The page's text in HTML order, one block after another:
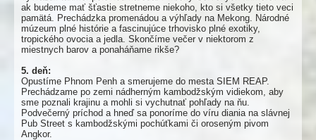
ak budeme mať šťastie stretneme niekoho, kto si všetky tieto veci
pamätá. Prechádzka promenádou a výhľady na Mekong. Národné
múzeum plné histórie a fascinujúce trhovisko plné exotiky,
tropického ovocia a jedla. Skončíme večer v niektorom z
miestnych barov a ponaháňame rikše?
5. deň:
Opustíme Phnom Penh a smerujeme do mesta SIEM REAP.
Prechádzame po zemi nádherným kambodžským vidiekom, aby
sme poznali krajinu a mohli si vychutnať pohľady na ňu.
Podvečerný príchod a hneď sa ponoríme do víru diania na slávnej
Pub Street s kambodžskými pochúťkami či oroseným pivom
Angkor.